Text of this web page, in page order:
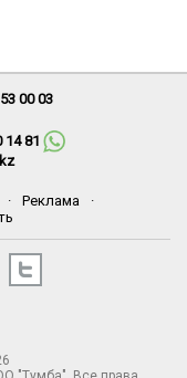
00 03
14 81
· Реклама
·